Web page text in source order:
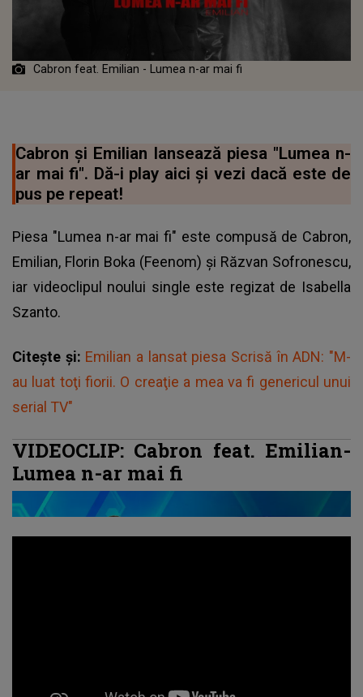
Cabron feat. Emilian - Lumea n-ar mai fi
Cabron și Emilian lansează piesa "Lumea n-
ar mai fi". Dă-i play aici și vezi dacă este de
pus pe repeat!
Piesa "Lumea n-ar mai fi" este compusă de Cabron,
Emilian, Florin Boka (Feenom) și Răzvan Sofronescu,
iar videoclipul noului single este regizat de Isabella
Szanto.
Citește și: Emilian a lansat piesa Scrisă în ADN: "M-
au luat toţi fiorii. O creaţie a mea va fi genericul unui
serial TV"
VIDEOCLIP: Cabron feat. Emilian-
Lumea n-ar mai fi